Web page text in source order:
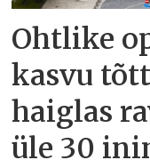
Ohtlike
kasvu
haiglas
üle 30